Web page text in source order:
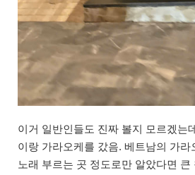
이거 일반인들도 진짜 볼지 모르겠는
이랑 가라오케를 갔음. 베트남의 가라
노래 부르는 곳 정도로만 알았다면 큰